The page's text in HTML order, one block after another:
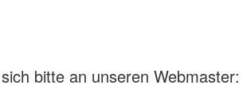
bitte an unseren